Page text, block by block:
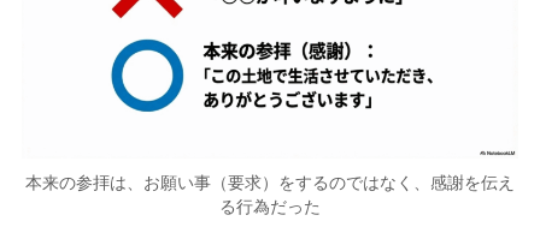
本来の参拝は、お願い事（要求）をするのではなく、感謝を伝え
る行為だった